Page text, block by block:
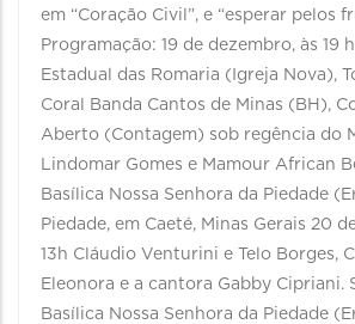
em “Coração Civil”, e “esperar pelos
Programação: 19 de dezembro, às 19
Estadual das Romaria (Igreja Nova),
Coral Banda Cantos de Minas (BH),
Aberto (Contagem) sob regência do
Lindomar Gomes e Mamour African
Basílica Nossa Senhora da Piedade
Piedade, em Caeté, Minas Gerais 20
13h Cláudio Venturini e Telo Borges,
Eleonora e a cantora Gabby Cipriani.
Basílica Nossa Senhora da Piedade